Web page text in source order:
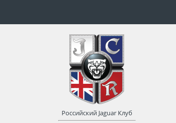
Российский Jaguar Клуб